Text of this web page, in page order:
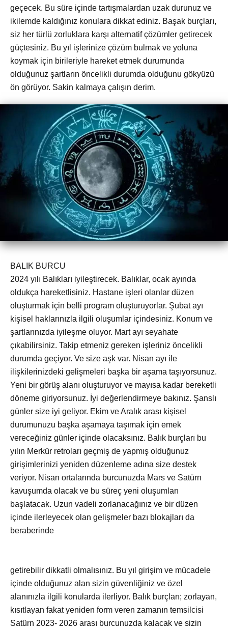
geçecek. Bu süre içinde tartışmalardan uzak durunuz ve
ikilemde kaldığınız konulara dikkat ediniz. Başak burçları,
siz her türlü zorluklara karşı alternatif çözümler getirecek
güçtesiniz. Bu yıl işlerinize çözüm bulmak ve yoluna
koymak için birileriyle hareket etmek durumunda
olduğunuz şartların öncelikli durumda olduğunu gökyüzü
ön görüyor. Sakin kalmaya çalışın derim.
BALIK BURCU
2024 yılı Balıkları iyileştirecek. Balıklar, ocak ayında
oldukça hareketlisiniz. Hastane işleri olanlar düzen
oluşturmak için belli program oluşturuyorlar. Şubat ayı
kişisel haklarınızla ilgili oluşumlar içindesiniz. Konum ve
şartlarınızda iyileşme oluyor. Mart ayı seyahate
çıkabilirsiniz. Takip etmeniz gereken işleriniz öncelikli
durumda geçiyor. Ve size aşk var. Nisan ayı ile
ilişkilerinizdeki gelişmeleri başka bir aşama taşıyorsunuz.
Yeni bir görüş alanı oluşturuyor ve mayısa kadar bereketli
döneme giriyorsunuz. İyi değerlendirmeye bakınız. Şanslı
günler size iyi geliyor. Ekim ve Aralık arası kişisel
durumunuzu başka aşamaya taşımak için emek
vereceğiniz günler içinde olacaksınız. Balık burçları bu
yılın Merkür retroları geçmiş de yapmış olduğunuz
girişimlerinizi yeniden düzenleme adına size destek
veriyor. Nisan ortalarında burcunuzda Mars ve Satürn
kavuşumda olacak ve bu süreç yeni oluşumları
başlatacak. Uzun vadeli zorlanacağınız ve bir düzen
içinde ilerleyecek olan gelişmeler bazı blokajları da
beraberinde
getirebilir dikkatli olmalısınız. Bu yıl girişim ve mücadele
içinde olduğunuz alan sizin güvenliğiniz ve özel
alanınızla ilgili konularda ilerliyor. Balık burçları; zorlayan,
kısıtlayan fakat yeniden form veren zamanın temsilcisi
Satürn 2023- 2026 arası burcunuzda kalacak ve sizin